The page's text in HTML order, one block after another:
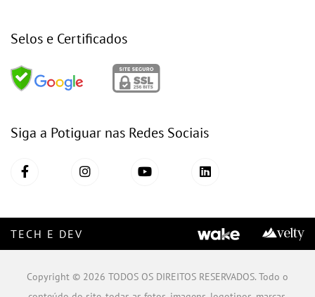
Selos e Certificados
Siga a Potiguar nas Redes Sociais
TECH E DEV
Copyright © 2026 TODOS OS DIREITOS RESERVADOS. Todo o